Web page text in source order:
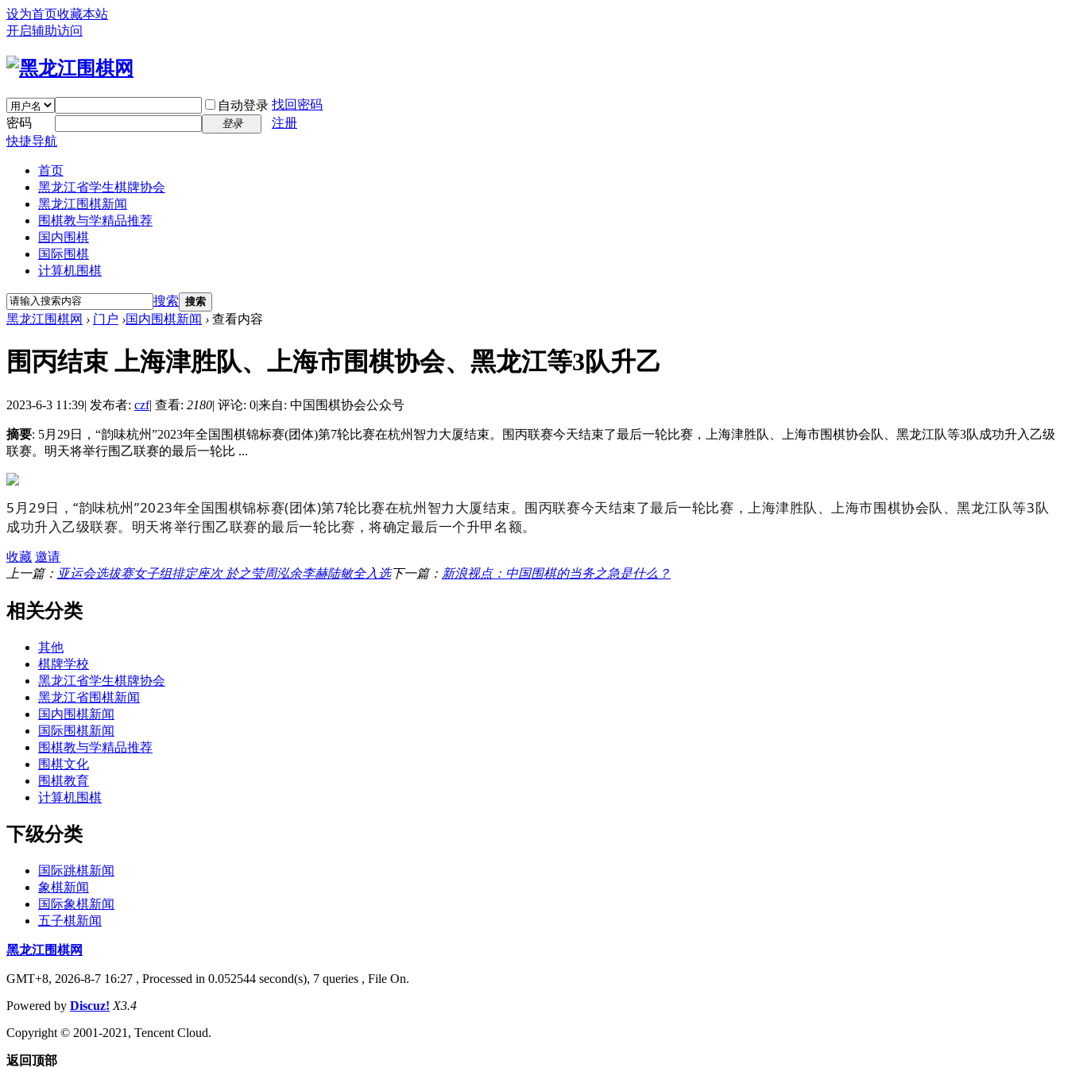
设为首页收藏本站
开启辅助访问
自动登录 找回密码
密码
登录
注册
快捷导航
首页
黑龙江省学生棋牌协会
黑龙江围棋新闻
围棋教与学精品推荐
国内围棋
国际围棋
计算机围棋
搜索 搜索
黑龙江围棋网 › 门户 ›国内围棋新闻 › 查看内容
围丙结束 上海津胜队、上海市围棋协会、黑龙江等3队升乙
2023-6-3 11:39| 发布者: czf| 查看: 2180| 评论: 0|来自: 中国围棋协会公众号
摘要: 5月29日，“韵味杭州”2023年全国围棋锦标赛(团体)第7轮比赛在杭州智力大厦结束。围丙联赛今天结束了最后一轮比赛，上海津胜队、上海市围棋协会队、黑龙江队等3队成功升入乙级
联赛。明天将举行围乙联赛的最后一轮比 ...
5月29日，“韵味杭州”2023年全国围棋锦标赛(团体)第7轮比赛在杭州智力大厦结束。围丙联赛今天结束了最后一轮比赛，上海津胜队、上海市围棋协会队、黑龙江队等3队
成功升入乙级联赛。明天将举行围乙联赛的最后一轮比赛，将确定最后一个升甲名额。
收藏 邀请
上一篇： 亚运会选拔赛女子组排定座次 於之莹周泓余李赫陆敏全入选下一篇： 新浪视点：中国围棋的当务之急是什么？
相关分类
其他
棋牌学校
黑龙江省学生棋牌协会
黑龙江省围棋新闻
国内围棋新闻
国际围棋新闻
围棋教与学精品推荐
围棋文化
围棋教育
计算机围棋
下级分类
国际跳棋新闻
象棋新闻
国际象棋新闻
五子棋新闻
黑龙江围棋网
GMT+8, 2026-8-7 16:27 , Processed in 0.052544 second(s), 7 queries , File On.
Powered by Discuz! X3.4
Copyright © 2001-2021, Tencent Cloud.
返回顶部